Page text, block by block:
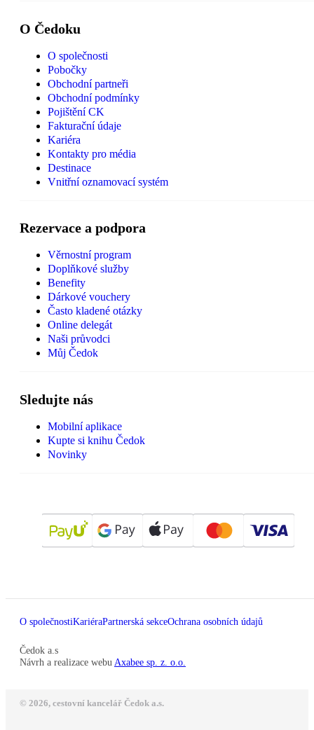
O Čedoku
O společnosti
Pobočky
Obchodní partneři
Obchodní podmínky
Pojištění CK
Fakturační údaje
Kariéra
Kontakty pro média
Destinace
Vnitřní oznamovací systém
Rezervace a podpora
Věrnostní program
Doplňkové služby
Benefity
Dárkové vouchery
Často kladené otázky
Online delegát
Naši průvodci
Můj Čedok
Sledujte nás
Mobilní aplikace
Kupte si knihu Čedok
Novinky
O společnostiKariéraPartnerská sekceOchrana osobních údajů
Čedok a.s
Návrh a realizace webu Axabee sp. z. o.o.
© 2026, cestovní kancelář Čedok a.s.